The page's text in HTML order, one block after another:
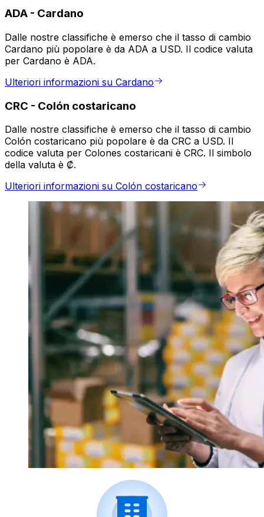
ADA - Cardano
Dalle nostre classifiche è emerso che il tasso di cambio
Cardano più popolare è da ADA a USD. Il codice valuta
per Cardano è ADA.
Ulteriori informazioni su Cardano
CRC - Colón costaricano
Dalle nostre classifiche è emerso che il tasso di cambio
Colón costaricano più popolare è da CRC a USD. Il
codice valuta per Colones costaricani è CRC. Il simbolo
della valuta è ₡.
Ulteriori informazioni su Colón costaricano